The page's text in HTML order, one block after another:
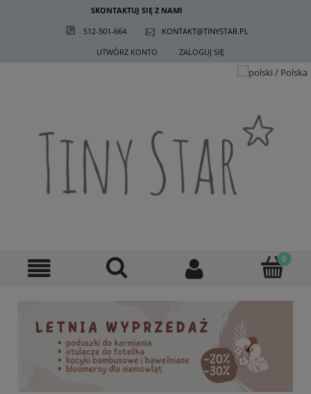
SKONTAKTUJ SIĘ Z NAMI
512-501-664
KONTAKT@TINYSTAR.PL
UTWÓRZ KONTO
ZALOGUJ SIĘ